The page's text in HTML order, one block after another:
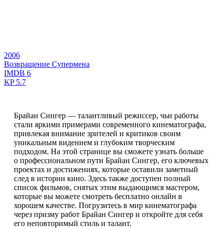
2006
Возвращение Супермена
IMDB 6
KP5.7
Брайан Сингер — талантливый режиссер, чьи работы
стали яркими примерами современного кинематографа,
привлекая внимание зрителей и критиков своим
уникальным видением и глубоким творческим
подходом. На этой странице вы сможете узнать больше
о профессиональном пути Брайан Сингер, его ключевых
проектах и достижениях, которые оставили заметный
след в истории кино. Здесь также доступен полный
список фильмов, снятых этим выдающимся мастером,
которые вы можете смотреть бесплатно онлайн в
хорошем качестве. Погрузитесь в мир кинематографа
через призму работ Брайан Сингер и откройте для себя
его неповторимый стиль и талант.